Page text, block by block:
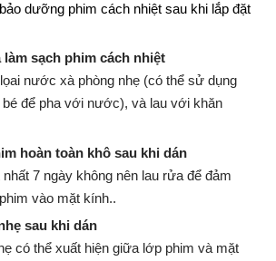
dưỡng phim cách nhiệt sau khi lắp đặt
làm sạch phim cách nhiệt
nước xà phòng nhẹ (có thể sử dụng
để pha với nước), và lau với khăn
hoàn toàn khô sau khi dán
7 ngày không nên lau rửa để đảm
vào mặt kính..
sau khi dán
có thể xuất hiện giữa lớp phim và mặt